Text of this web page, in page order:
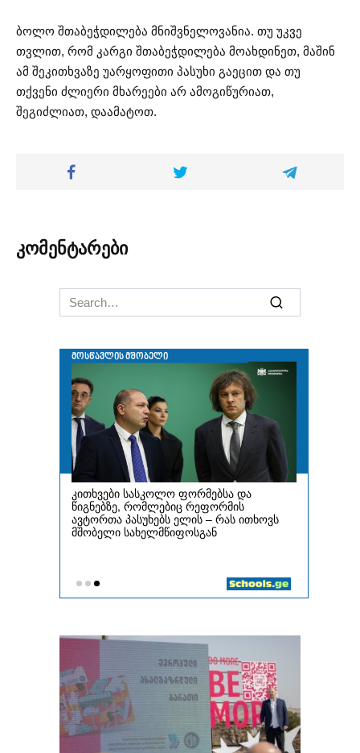
ბოლო შთაბეჭდილება მნიშვნელოვანია. თუ უკვე
თვლით, რომ კარგი შთაბეჭდილება მოახდინეთ, მაშინ
ამ შეკითხვაზე უარყოფითი პასუხი გაეცით და თუ
თქვენი ძლიერი მხარეები არ ამოგიწურიათ,
შეგიძლიათ, დაამატოთ.
კომენტარები
Search
for: